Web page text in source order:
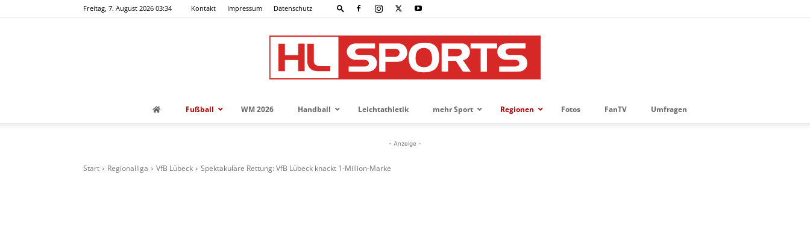
Freitag, 7. August 2026 03:34 Kontakt Impressum Datenschutz
Fußball WM 2026 Handball Leichtathletik mehr Sport Regionen Fotos FanTV Umfragen
- Anzeige -
Start Regionalliga VfB Lübeck Spektakuläre Rettung: VfB Lübeck knackt 1-Million-Marke